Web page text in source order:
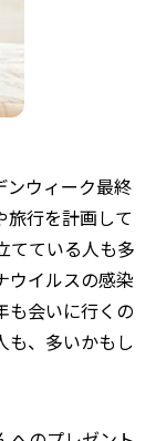
ンウィーク最終
旅行を計画して
てている人も多
ウイルスの感染
も会いに行くの
も、多いかもし